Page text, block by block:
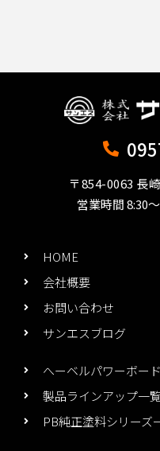
〒854-0063 長
営業時間 8:30
HOME
会社概要
お問い合わせ
サンエスブログ
へーベルパワーボー
製品ラインアップ一覧
PB純正塗料シリーズ